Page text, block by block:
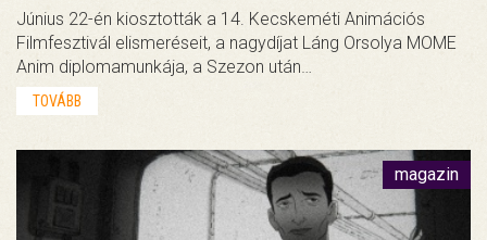
Június 22-én kiosztották a 14. Kecskeméti Animációs
Filmfesztivál elismeréseit, a nagydíjat Láng Orsolya MOME
Anim diplomamunkája, a Szezon után…
TOVÁBB
magazin